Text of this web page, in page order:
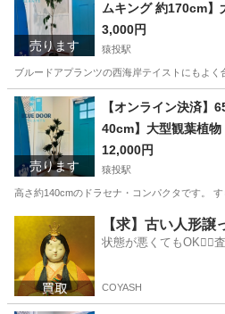
売ります
ムキング 約170cm】
リア｜特価｜BLUE
3,000円
猿投駅
ブルードアプランツの西海岸テイストにもよ
愛知 豊田市 猿投駅 家庭用品
売ります
【オンライン決済】
40cm】大型観葉植物
12,000円
猿投駅
高さ約140cmのドラセナ・コンパクタです。
猿投駅 家庭用品
【求】古い人形譲
状態が悪くてもOK🙆‍♀️
COYASH